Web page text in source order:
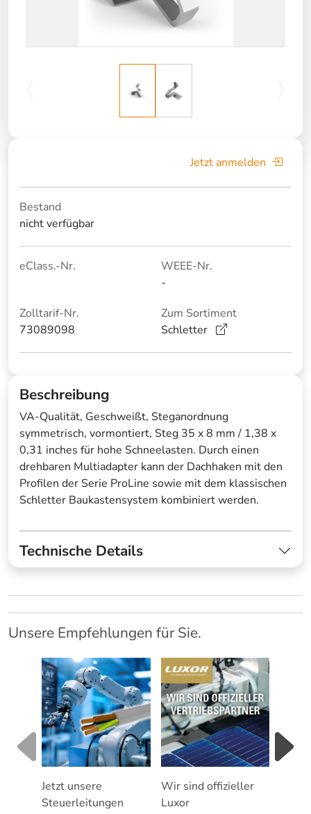
Jetzt anmelden
Bestand
nicht verfügbar
eClass.-Nr.
WEEE-Nr.
-
Zolltarif-Nr.
73089098
Zum Sortiment
Schletter
Beschreibung
VA-Qualität, Geschweißt, Steganordnung
symmetrisch, vormontiert, Steg 35 x 8 mm / 1,38 x
0,31 inches für hohe Schneelasten. Durch einen
drehbaren Multiadapter kann der Dachhaken mit den
Profilen der Serie ProLine sowie mit dem klassischen
Schletter Baukastensystem kombiniert werden.
Technische Details
Unsere Empfehlungen für Sie.
Jetzt unsere
Steuerleitungen
Wir sind offizieller
Luxor